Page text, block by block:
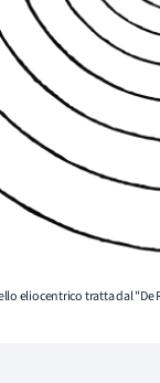
eliocentrico tratta dal